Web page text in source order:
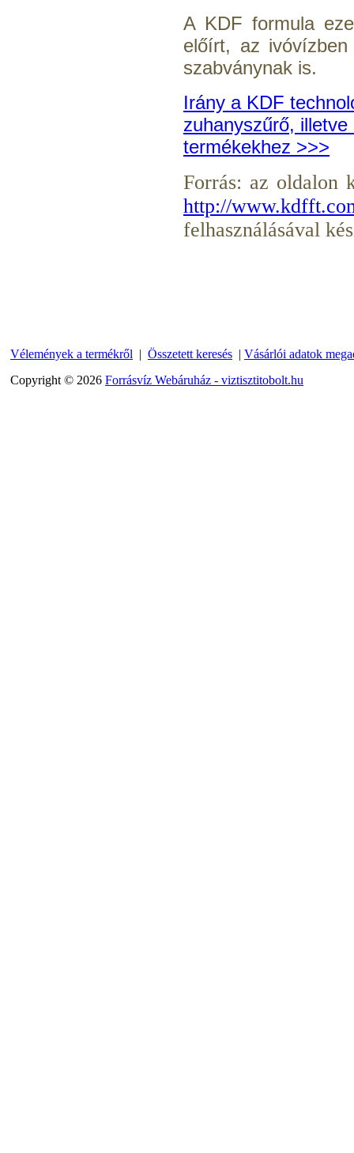
A KDF formula
előírt, az
szabványnak is.
Irány a KDF
zuhanyszűrő, illetve
termékekhez >>>
Forrás: az oldalon
http://
felhasználásával
Vélemények a termékről | Összetett keresés | Vásárlói adatok
Copyright © 2026 Forrásvíz Webáruház - viztisztitobolt.hu